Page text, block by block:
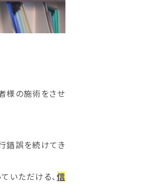
様の施術をさせ
錯誤を続けてき
いただける、 信